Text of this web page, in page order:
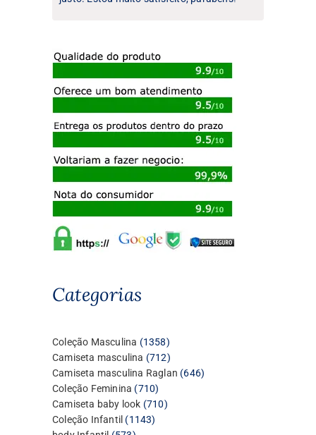
Categorias
Coleção Masculina 13581358
produtos
Camiseta masculina 712712
produtos
Camiseta masculina Raglan 646646
Coleção Feminina 710710
produtos
Camiseta baby look 710710
Coleção Infantil 11431143